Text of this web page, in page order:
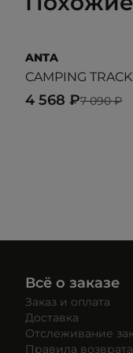
ANTA
CAMPING
7 090 ₽
4 568 ₽
Всё о заказе
Заказ и оплата
Доставка
Отслеживание
Правила возврата